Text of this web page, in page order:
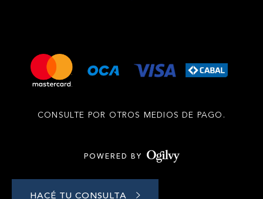
HACÉ TU CONSULTA
CONSULTE POR OTROS MEDIOS DE PAGO.
POWERED BY